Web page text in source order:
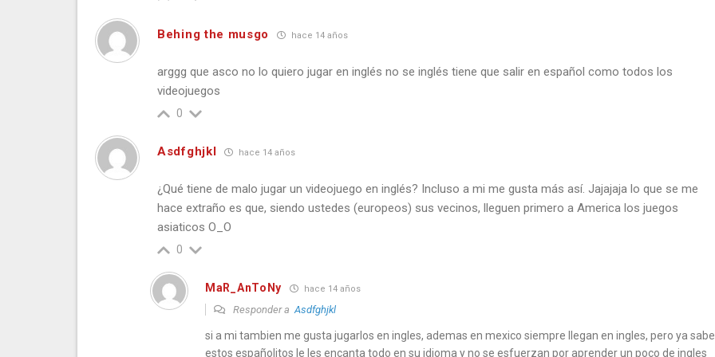
Behing the musgo hace 14 años
arggg que asco no lo quiero jugar en inglés no se inglés tiene que salir en español como todos los
videojuegos
0
Asdfghjkl hace 14 años
¿Qué tiene de malo jugar un videojuego en inglés? Incluso a mi me gusta más así. Jajajaja lo que se me
hace extraño es que, siendo ustedes (europeos) sus vecinos, lleguen primero a America los juegos
asiaticos O_O
0
MaR_AnToNy hace 14 años
Responder aAsdfghjkl
si a mi tambien me gusta jugarlos en ingles, ademas en mexico siempre llegan en ingles, pero ya
estos españolitos le les encanta todo en su idioma y no se esfuerzan por aprender un poco de ingles